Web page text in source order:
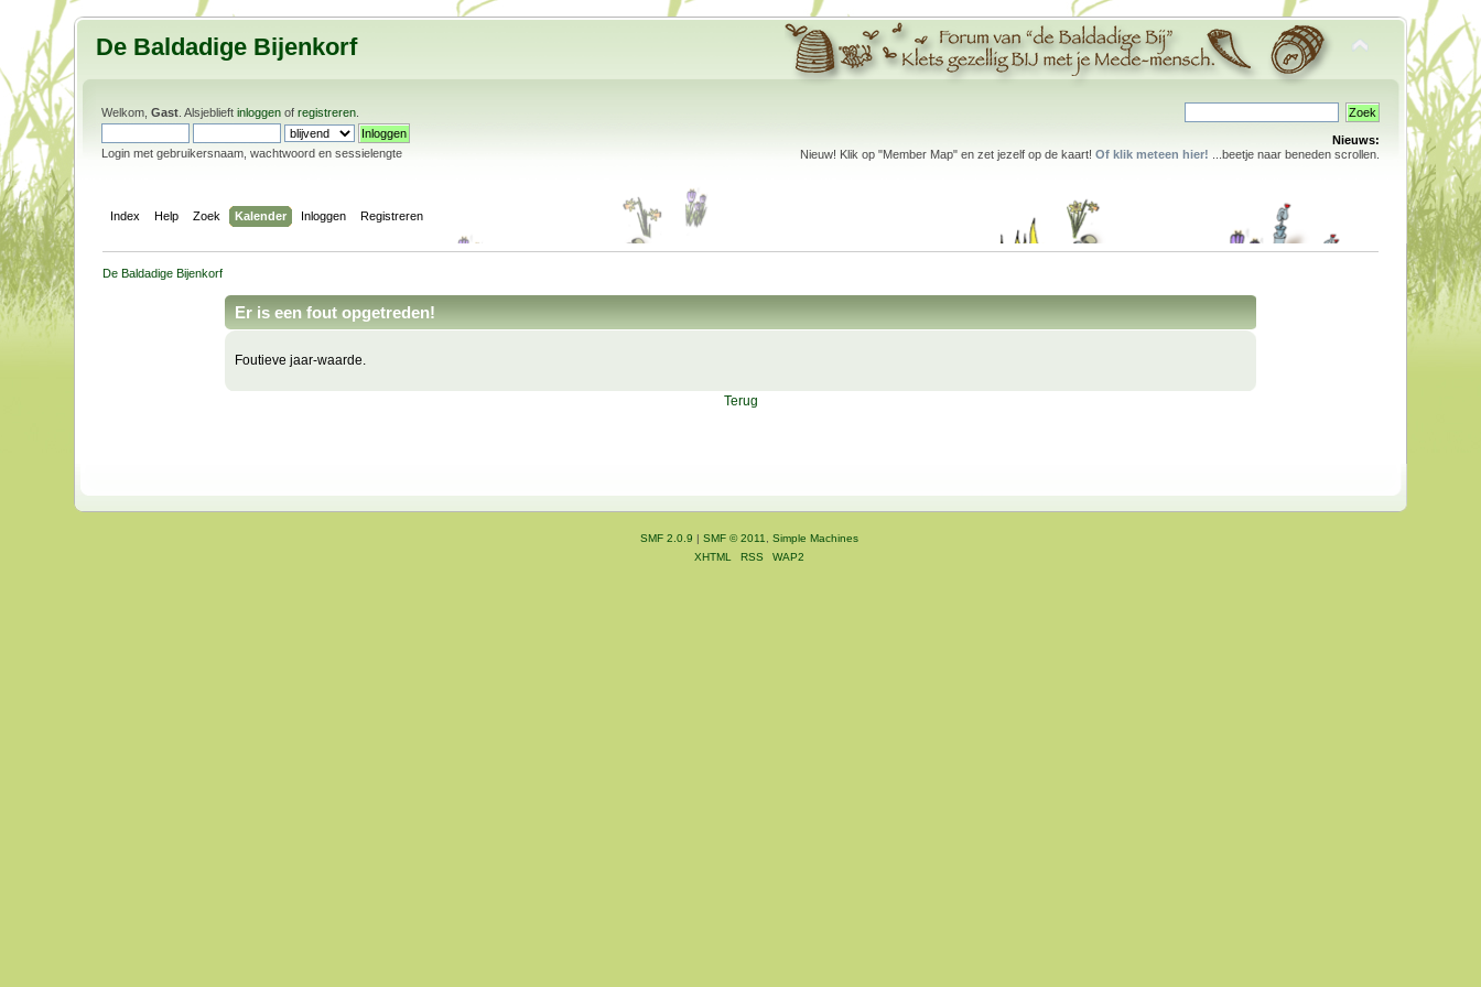
De Baldadige Bijenkorf
Welkom,Gast . Alsjeblieftinloggen ofregistreren
Login met gebruikersnaam, wachtwoord en sessielengte
Nieuws:
Nieuw! Klik op "Member Map" en zet jezelf op de kaart! Of klik meteen hier! ...beetje naar beneden scrollen.
Index Help Zoek Kalender Inloggen Registreren
De Baldadige Bijenkorf
Er is een fout opgetreden!
Foutieve jaar-waarde.
Terug
SMF 2.0.9 | SMF © 2011, Simple Machines
XHTML
RSS WAP2